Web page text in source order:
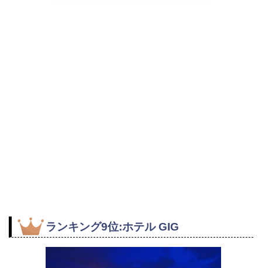
ランキング9位:ホテル GIG